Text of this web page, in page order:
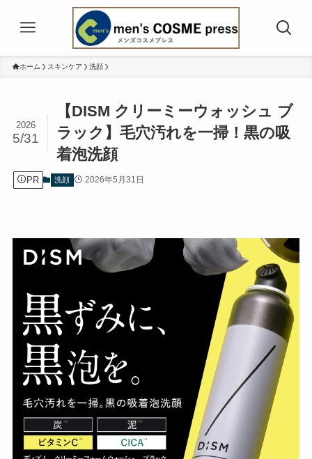
ホーム スキンケア 洗顔
【DISM クリーミーウォッシュ ブ
ラック】毛穴汚れを一掃！黒の吸
着泡洗顔
2026
5/31
PR 洗顔 2026年5月31日